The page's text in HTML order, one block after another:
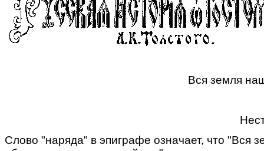
Вся земля
Слово "наряда" в эпиграфе означает, что "Вся